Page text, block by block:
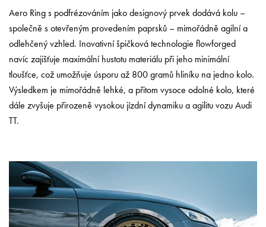
Aero Ring s podfrézováním jako designový prvek dodává kolu –
společně s otevřeným provedením paprsků – mimořádně agilní a
odlehčený vzhled. Inovativní špičková technologie flowforged
navíc zajišťuje maximální hustotu materiálu při jeho minimální
tloušťce, což umožňuje úsporu až 800 gramů hliníku na jedno kolo.
Výsledkem je mimořádně lehké, a přitom vysoce odolné kolo, které
dále zvyšuje přirozeně vysokou jízdní dynamiku a agilitu vozu Audi
TT.